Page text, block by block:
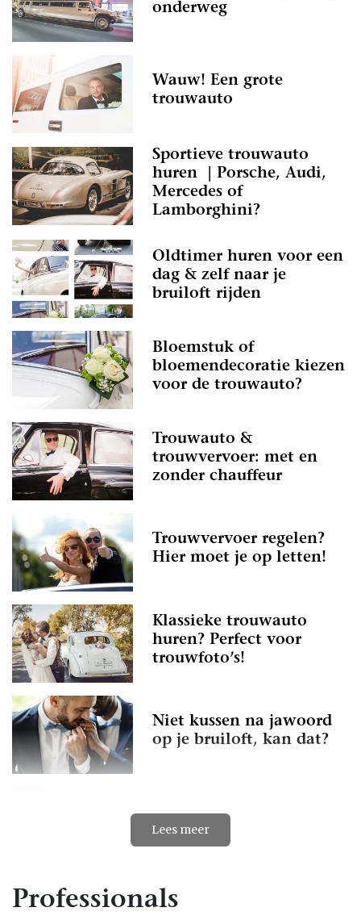
Professionals
onderweg
Wauw! Een grote
trouwauto
Sportieve trouwauto
huren | Porsche, Audi,
Mercedes of
Lamborghini?
Oldtimer huren voor een
dag & zelf naar je
bruiloft rijden
Bloemstuk of
bloemendecoratie kiezen
voor de trouwauto?
Trouwauto &
trouwvervoer: met en
zonder chauffeur
Trouwvervoer regelen?
Hier moet je op letten!
Klassieke trouwauto
huren? Perfect voor
trouwfoto’s!
Niet kussen na jawoord
op je bruiloft, kan dat?
Samen mooie momenten
in jullie trouwauto
De populairste
Lees meer